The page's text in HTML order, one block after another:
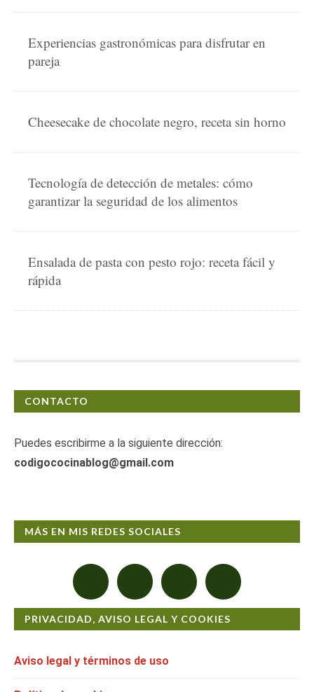
Experiencias gastronómicas para disfrutar en
pareja
Cheesecake de chocolate negro, receta sin horno
Tecnología de detección de metales: cómo
garantizar la seguridad de los alimentos
Ensalada de pasta con pesto rojo: receta fácil y
rápida
CONTACTO
Puedes escribirme a la siguiente dirección:
codigococinablog@gmail.com
MÁS EN MIS REDES SOCIALES
PRIVACIDAD, AVISO LEGAL Y COOKIES
Aviso legal y términos de uso